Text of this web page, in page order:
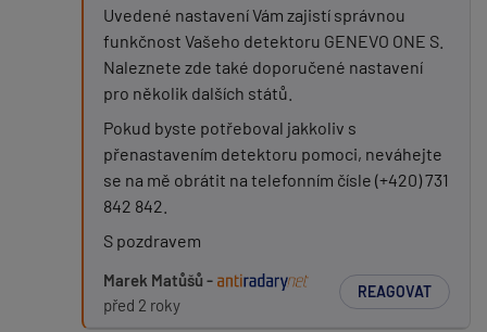
Uvedené nastavení Vám zajistí správnou
funkčnost Vašeho detektoru GENEVO ONE S.
Naleznete zde také doporučené nastavení
pro několik dalších států.
Pokud byste potřeboval jakkoliv s
přenastavením detektoru pomoci, neváhejte
se na mě obrátit na telefonním čísle (+420) 731
842 842.
S pozdravem
Marek Matůšů -
před 2 roky
REAGOVAT